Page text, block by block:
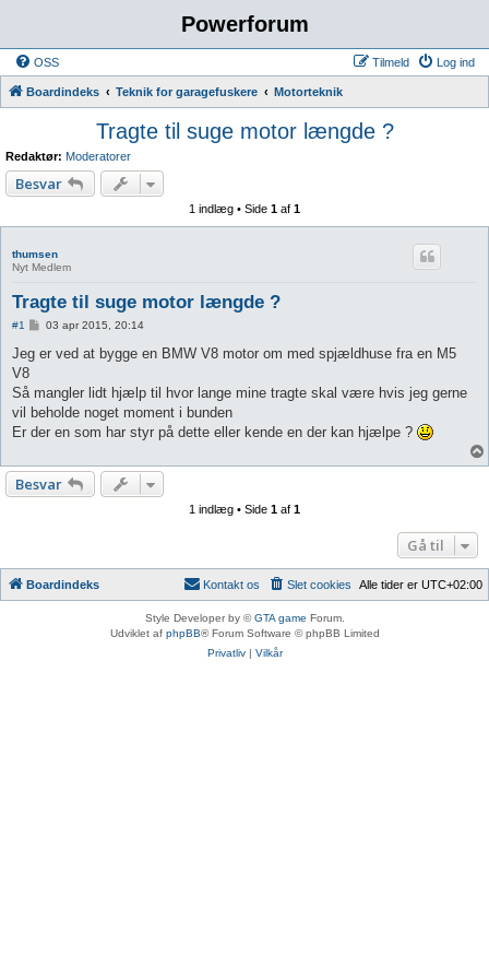
Powerforum
OSS Log ind
Tilmeld
Boardindeks Teknik for garagefuskere Motorteknik
Tragte til suge motor længde ?
Redaktør: Moderatorer
Besvar
1 indlæg • Side 1 af 1
thumsen
Nyt Medlem
Tragte til suge motor længde ?
#1
d
g
03 apr 2015, 20:14
Jeg er ved at bygge en BMW V8 motor om med spjældhuse fra en M5
V8
Så mangler lidt hjælp til hvor lange mine tragte skal være hvis jeg gerne
vil beholde noget moment i bunden
Er der en som har styr på dette eller kende en der kan hjælpe ?
Besvar
1 indlæg • Side 1 af 1
Gå til
Boardindeks Alle tider er UTC+02:00
Slet cookies
Kontakt os
Style Developer by ©GTA game Forum.
Udviklet af phpBB® Forum Software © phpBB Limited
Privatliv| Vilkår